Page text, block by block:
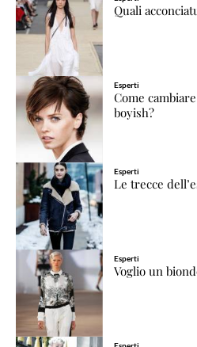
Quali
Esperti
Come
boyish?
Esperti
Le trecce
Esperti
Voglio un